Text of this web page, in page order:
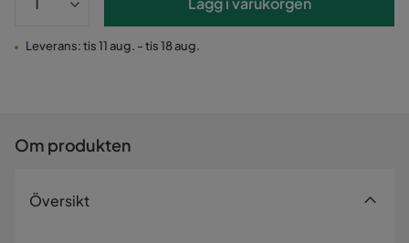
Leverans: tis 11 aug. - tis 18 aug.
Om produkten
Översikt